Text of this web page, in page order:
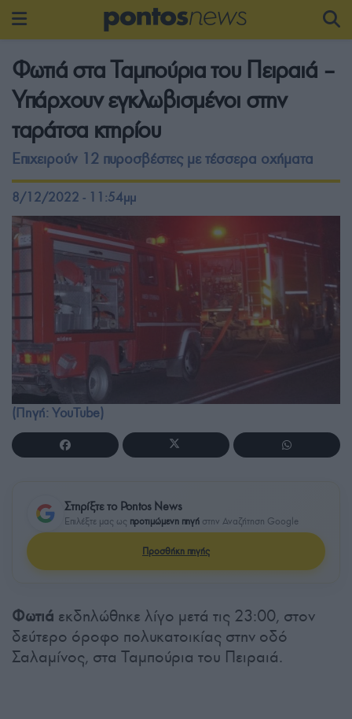
Φωτιά στα Ταμπούρια του Πειραιά –
Υπάρχουν εγκλωβισμένοι στην
ταράτσα κτηρίου
Επιχειρούν 12 πυροσβέστες με τέσσερα οχήματα
8/12/2022 - 11:54μμ
(Πηγή: YouTube)
Στηρίξτε το Pontos News
Επιλέξτε μας ως προτιμώμενη πηγή στην Αναζήτηση Google
Προσθήκη πηγής
Φωτιά εκδηλώθηκε λίγο μετά τις 23:00, στον
δεύτερο όροφο πολυκατοικίας στην οδό
Σαλαμίνος, στα Ταμπούρια του Πειραιά.